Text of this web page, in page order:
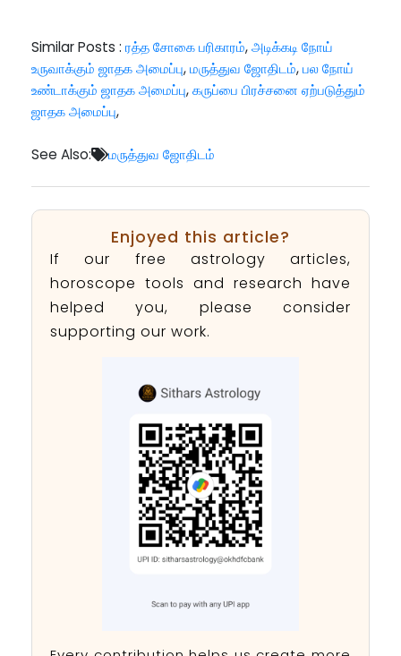
Similar Posts : ரத்த சோகை பரிகாரம்,அடிக்கடி நோய்
உருவாக்கும் ஜாதக அமைப்பு,மருத்துவ ஜோதிடம்,பல நோய்
உண்டாக்கும் ஜாதக அமைப்பு,கருப்பை பிரச்சனை ஏற்படுத்தும்
ஜாதக அமைப்பு,
See Also: மருத்துவ ஜோதிடம்
Enjoyed this article?
If our free astrology articles,
horoscope tools and research have
helped you, please consider
supporting our work.